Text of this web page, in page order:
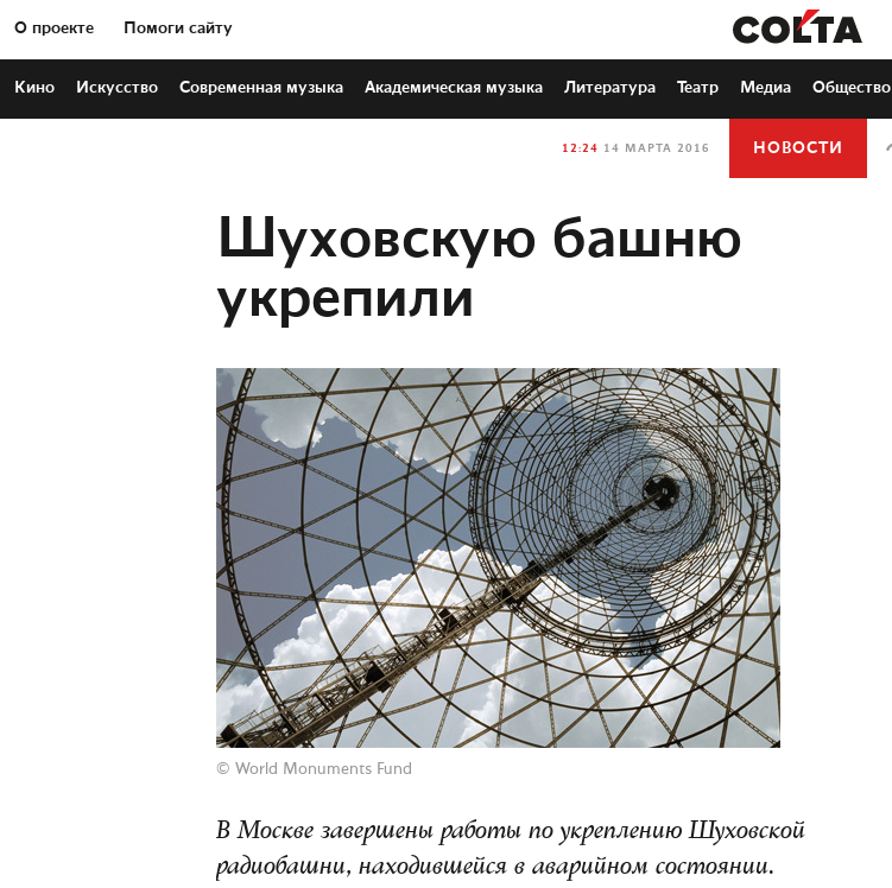
О проекте Помоги сайту
Кино Искусство Современная музыка Академическая музыка Литература Театр Медиа Общество
12:24 14 МАРТА 2016 НОВОСТИ
Шуховскую башню
укрепили
© World Monuments Fund
В Москве завершены работы по укреплению Шуховской
радиобашни, находившейся в аварийном состоянии.